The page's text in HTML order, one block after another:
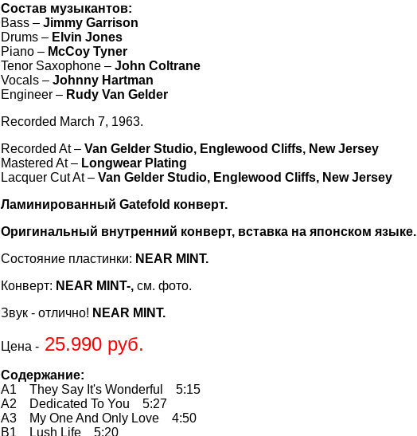
Состав музыкантов:
Bass –Jimmy Garrison
Drums – Elvin Jones
Piano – McCoy Tyner
Tenor Saxophone –John Coltrane
Vocals –Johnny Hartman
Engineer – Rudy Van Gelder
Recorded March 7, 1963.
Recorded At –Van Gelder Studio, Englewood Cliffs, New Jersey
Mastered At – Longwear Plating
Lacquer Cut At –Van Gelder Studio, Englewood Cliffs, New Jersey
Ламинированный Gatefold конверт.
Оригинальный внутренний конверт, вставка на японском языке.
Состояние пластинки: NEAR MINT.
Конверт: NEAR MINT-,см. фото.
Звук - отлично! NEAR MINT.
Цена - 25.990 руб.
Содержание:
A1 They Say It's Wonderful 5:15
A2 Dedicated To You 5:27
A3 My One And Only Love 4:50
B1 Lush Life 5:20